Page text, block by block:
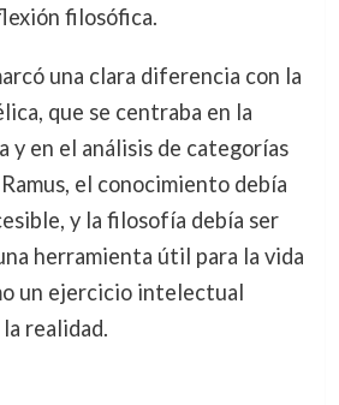
filosófica.
una clara diferencia con la
que se centraba en la
y en el análisis de categorías
el conocimiento debía
y la filosofía debía ser
herramienta útil para la vida
un ejercicio intelectual
realidad.